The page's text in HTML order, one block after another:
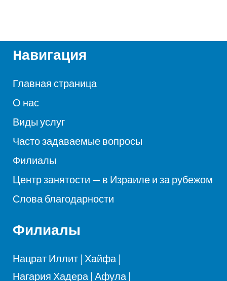
Hавигация
Главная страница
О нас
Виды услуг
Часто задаваемые вопросы
Филиалы
Центр занятости — в Израиле и за рубежом
Слова благодарности
Филиалы
Нацрат Иллит| Хайфа|
НагарияХадера| Афула|